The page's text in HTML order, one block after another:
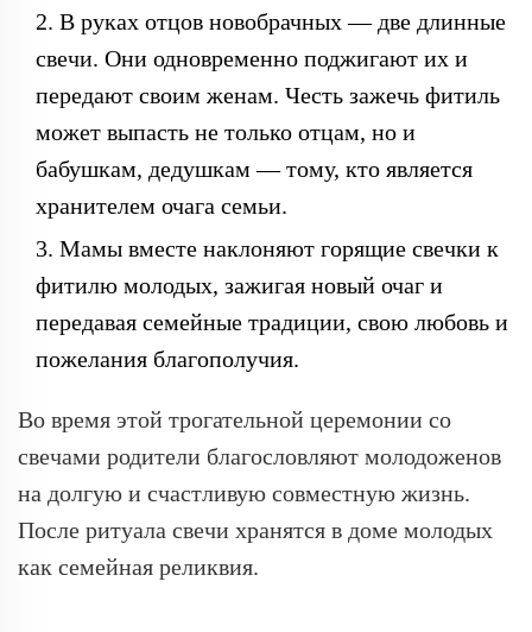
В руках отцов новобрачных — две длинные
свечи. Они одновременно поджигают их и
передают своим женам. Честь зажечь фитиль
может выпасть не только отцам, но и
бабушкам, дедушкам — тому, кто является
хранителем очага семьи.
Мамы вместе наклоняют горящие свечки к
фитилю молодых, зажигая новый очаг и
передавая семейные традиции, свою любовь и
пожелания благополучия.
Во время этой трогательной церемонии со
свечами родители благословляют молодоженов
на долгую и счастливую совместную жизнь.
После ритуала свечи хранятся в доме молодых
как семейная реликвия.